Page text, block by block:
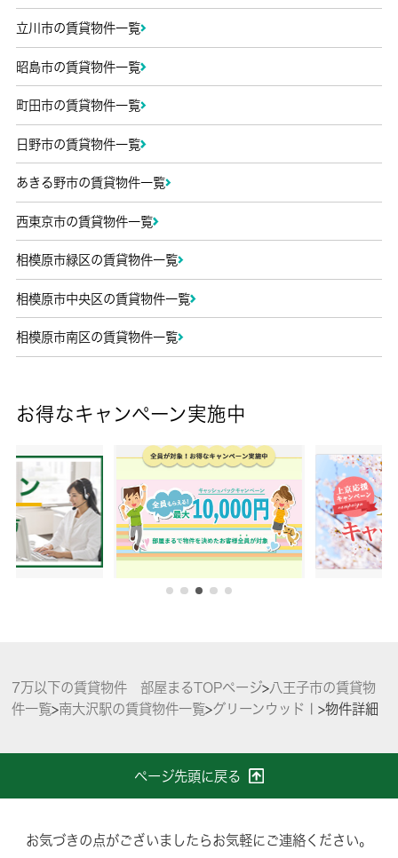
立川市の賃貸物件一覧
昭島市の賃貸物件一覧
町田市の賃貸物件一覧
日野市の賃貸物件一覧
あきる野市の賃貸物件一覧
西東京市の賃貸物件一覧
相模原市緑区の賃貸物件一覧
相模原市中央区の賃貸物件一覧
相模原市南区の賃貸物件一覧
お得なキャンペーン実施中
7万以下の賃貸物件 部屋まるTOPページ>八王子市の賃貸物
件一覧>南大沢駅の賃貸物件一覧>グリーンウッドⅠ >物件詳細
ページ先頭に戻る
お気づきの点がございましたらお気軽にご連絡ください。